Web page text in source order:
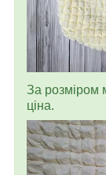
За розміром
ціна.